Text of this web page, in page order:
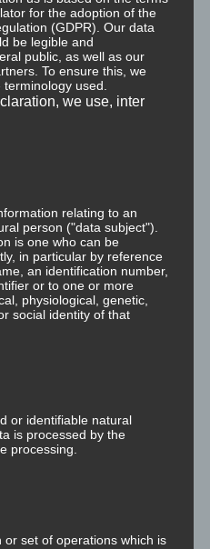
Ereignis S.E.E.
Sicht
Feedback-Sandwich
Person
for the adoption of the
(GDPR). Our data
be legible and
public, as well as our
To ensure this, we
used.
we use, inter
relating to an
person ("data subject").
is one who can be
in particular by reference
an identification number,
or to one or more
physiological, genetic,
social identity of that
or identifiable natural
is processed by the
processing.
set of operations which is